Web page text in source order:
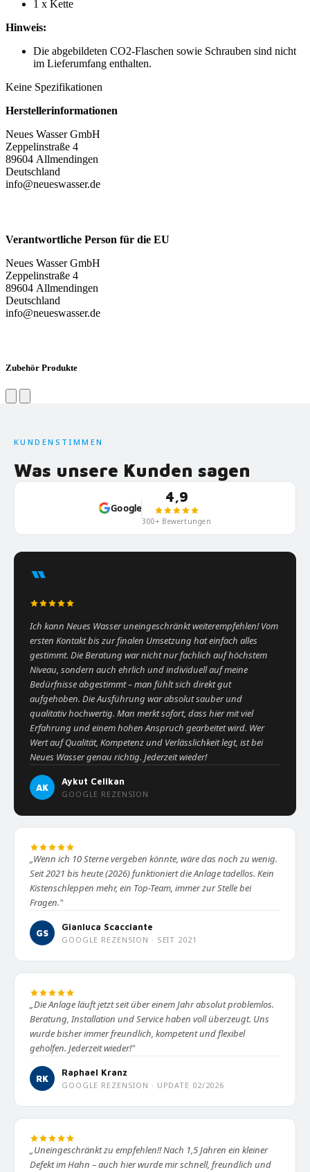
1 x Kette​
Hinweis:
Die abgebildeten CO2-Flaschen sowie Schrauben sind nicht
im Lieferumfang enthalten.
Keine Spezifikationen
Herstellerinformationen
Neues Wasser GmbH
Zeppelinstraße 4
89604 Allmendingen
Deutschland
info@neueswasser.de
Verantwortliche Person für die EU
Neues Wasser GmbH
Zeppelinstraße 4
89604 Allmendingen
Deutschland
info@neueswasser.de
Zubehör Produkte
KUNDENSTIMMEN
Was unsere Kunden sagen
Google
4,9
300+ Bewertungen
“
Ich kann Neues Wasser uneingeschränkt weiterempfehlen! Vom
ersten Kontakt bis zur finalen Umsetzung hat einfach alles
gestimmt. Die Beratung war nicht nur fachlich auf höchstem
Niveau, sondern auch ehrlich und individuell auf meine
Bedürfnisse abgestimmt – man fühlt sich direkt gut
aufgehoben. Die Ausführung war absolut sauber und
qualitativ hochwertig. Man merkt sofort, dass hier mit viel
Erfahrung und einem hohen Anspruch gearbeitet wird. Wer
Wert auf Qualität, Kompetenz und Verlässlichkeit legt, ist bei
Neues Wasser genau richtig. Jederzeit wieder!
AK
Aykut Celikan
GOOGLE REZENSION
„Wenn ich 10 Sterne vergeben könnte, wäre das noch zu wenig.
Seit 2021 bis heute (2026) funktioniert die Anlage tadellos. Kein
Kistenschleppen mehr, ein Top-Team, immer zur Stelle bei
Fragen."
GS
Gianluca Scacciante
GOOGLE REZENSION · SEIT 2021
„Die Anlage läuft jetzt seit über einem Jahr absolut problemlos.
Beratung, Installation und Service haben voll überzeugt. Uns
wurde bisher immer freundlich, kompetent und flexibel
geholfen. Jederzeit wieder!"
RK
Raphael Kranz
GOOGLE REZENSION · UPDATE 02/2026
„Uneingeschränkt zu empfehlen!! Nach 1,5 Jahren ein kleiner
Defekt im Hahn – auch hier wurde mir schnell, freundlich und